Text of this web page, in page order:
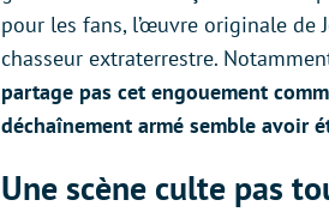
pour les fans, l’œuvre originale de
chasseur extraterrestre.
partage pas cet engouement
déchaînement armé semble avoir
Une scène culte pas